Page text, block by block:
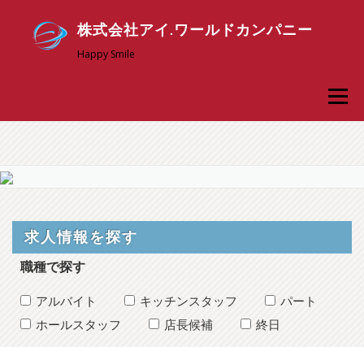
へ
ッ
株式会社アイ.ワールドカンパニー
Happy Smile
メニ
求人情報を探す
職種で探す
アルバイト キッチンスタッフ
パート
ホールスタッフ
店長候補 終日